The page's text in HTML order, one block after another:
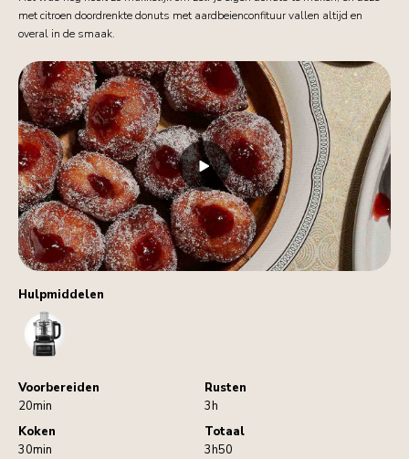
Hulpmiddelen
FoodProcessor
Voorbereiden
20min
Rusten
3h
Koken
30min
Totaal
3h50
met citroen doordrenkte donuts met aardbeienconfituur vallen altijd en
overal in de smaak.